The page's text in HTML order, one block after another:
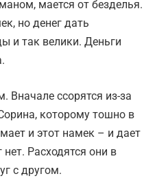
мается от безделья.
но денег дать
и так велики. Деньги
Вначале ссорятся из-за
которому тошно в
и этот намек – и дает
нет. Расходятся они в
с другом.